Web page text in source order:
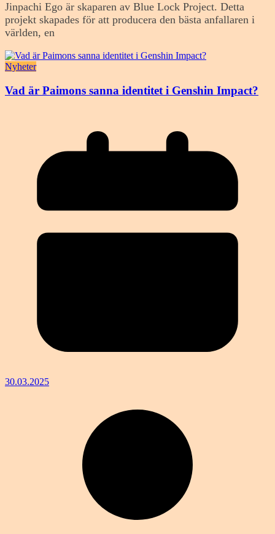
Jinpachi Ego är skaparen av Blue Lock Project. Detta
projekt skapades för att producera den bästa anfallaren i
världen, en
Nyheter
Vad är Paimons sanna identitet i Genshin Impact?
30.03.2025